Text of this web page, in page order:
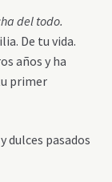
del todo.
De tu vida.
años y ha
primer
dulces pasados